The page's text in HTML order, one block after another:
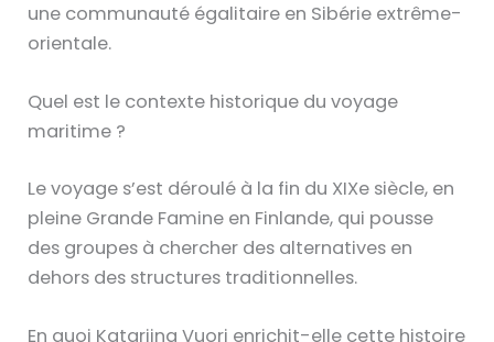
une communauté égalitaire en Sibérie extrême-
orientale.
Quel est le contexte historique du voyage
maritime ?
Le voyage s’est déroulé à la fin du XIXe siècle, en
pleine Grande Famine en Finlande, qui pousse
des groupes à chercher des alternatives en
dehors des structures traditionnelles.
En quoi Katariina Vuori enrichit-elle cette histoire